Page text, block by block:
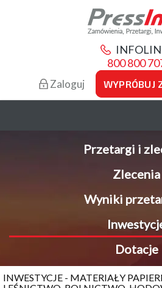
800 800
Zaloguj WYPRÓBUJ
Przetargi i
Zlecenia
Wyniki
Dotacje
INWESTYCJE - MATERIAŁY